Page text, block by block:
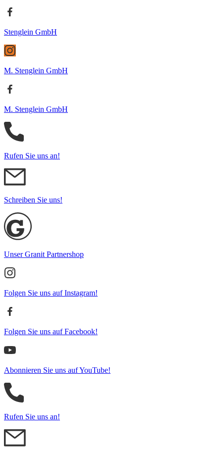
Stenglein GmbH
M. Stenglein GmbH
M. Stenglein GmbH
Rufen Sie uns an!
Schreiben Sie uns!
Unser Granit Partnershop
Folgen Sie uns auf Instagram!
Folgen Sie uns auf Facebook!
Abonnieren Sie uns auf YouTube!
Rufen Sie uns an!